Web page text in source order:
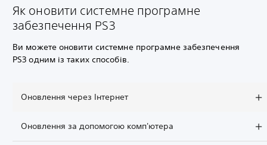
Як оновити системне програмне
забезпечення PS3
Ви можете оновити системне програмне забезпечення
PS3 одним із таких способів.
Оновлення через Інтернет
Оновлення за допомогою комп'ютера